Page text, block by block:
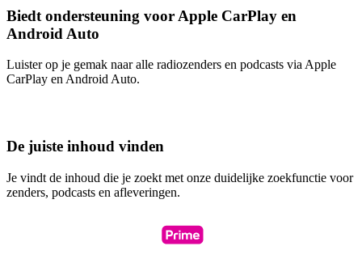
Biedt ondersteuning voor Apple CarPlay en
Android Auto
Luister op je gemak naar alle radiozenders en podcasts via Apple
CarPlay en Android Auto.
De juiste inhoud vinden
Je vindt de inhoud die je zoekt met onze duidelijke zoekfunctie voor
zenders, podcasts en afleveringen.